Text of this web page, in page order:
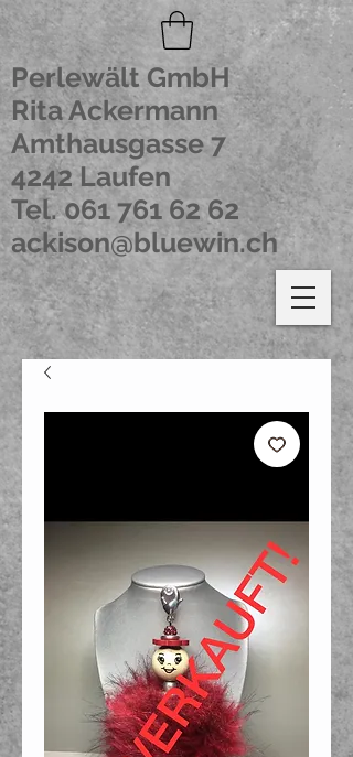
Perlewält GmbH
Rita Ackermann
Amthausgasse 7
4242 Laufen
Tel.061 761 62 62
ackison@bluewin.ch